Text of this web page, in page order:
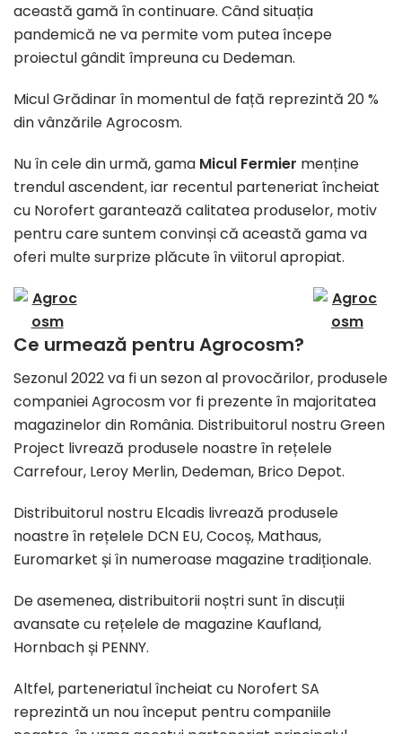
această gamă în continuare. Când situația
pandemică ne va permite vom putea începe
proiectul gândit împreuna cu Dedeman.
Micul Grădinar în momentul de față reprezintă 20 %
din vânzările Agrocosm.
Nu în cele din urmă, gama Micul Fermier menține
trendul ascendent, iar recentul parteneriat încheiat
cu Norofert garantează calitatea produselor, motiv
pentru care suntem convinși că această gama va
oferi multe surprize plăcute în viitorul apropiat.
Ce urmează pentru Agrocosm?
Sezonul 2022 va fi un sezon al provocărilor, produsele
companiei Agrocosm vor fi prezente în majoritatea
magazinelor din România. Distribuitorul nostru Green
Project livrează produsele noastre în rețelele
Carrefour, Leroy Merlin, Dedeman, Brico Depot.
Distribuitorul nostru Elcadis livrează produsele
noastre în rețelele DCN EU, Cocoș, Mathaus,
Euromarket și în numeroase magazine tradiționale.
De asemenea, distribuitorii noștri sunt în discuții
avansate cu rețelele de magazine Kaufland,
Hornbach și PENNY.
Altfel, parteneriatul încheiat cu Norofert SA
reprezintă un nou început pentru companiile